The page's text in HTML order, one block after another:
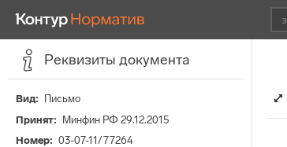
Реквизиты документа
Вид
Письмо
Принят
Минфин РФ 29.12.2015
Номер
03-07-11/77264